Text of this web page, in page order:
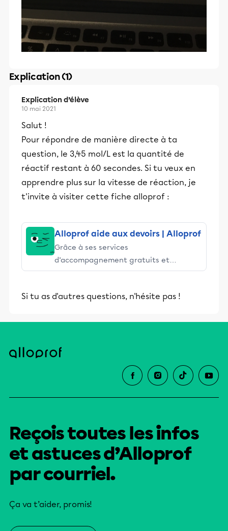
Explication (1)
Explication d’élève
10 mai 2021
Salut !
Pour répondre de manière directe à ta
question, le 3,45 mol/L est la quantité de
réactif restant à 60 secondes. Si tu veux en
apprendre plus sur la vitesse de réaction, je
t'invite à visiter cette fiche alloprof :
Alloprof aide aux devoirs | Alloprof
Grâce à ses services
d’accompagnement gratuits et
stimulants, Alloprof engage les élèves
éducative.
Si tu as d'autres questions, n'hésite pas !
Reçois toutes les infos
et astuces d’Alloprof
par courriel.
Ça va t’aider, promis!